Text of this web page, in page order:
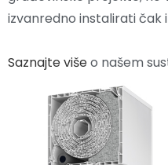
izvanredno instalirati čak
Saznajte višeo našem